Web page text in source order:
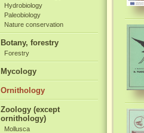
Hydrobiology
Paleobiology
Nature conservation
Botany, forestry
Forestry
Mycology
Ornithology
Zoology (except
ornithology)
Mollusca